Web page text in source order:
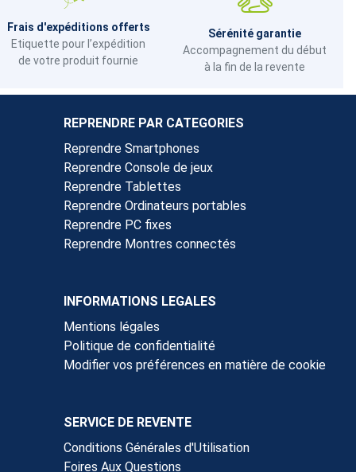
Frais d'expéditions offerts
Etiquette pour l’expédition
de votre produit fournie
Sérénité garantie
Accompagnement du début
à la fin de la revente
REPRENDRE PAR CATEGORIES
Reprendre Smartphones
Reprendre Console de jeux
Reprendre Tablettes
Reprendre Ordinateurs portables
Reprendre PC fixes
Reprendre Montres connectés
INFORMATIONS LEGALES
Mentions légales
Politique de confidentialité
Modifier vos préférences en matière de cookie
SERVICE DE REVENTE
Conditions Générales d'Utilisation
Foires Aux Questions